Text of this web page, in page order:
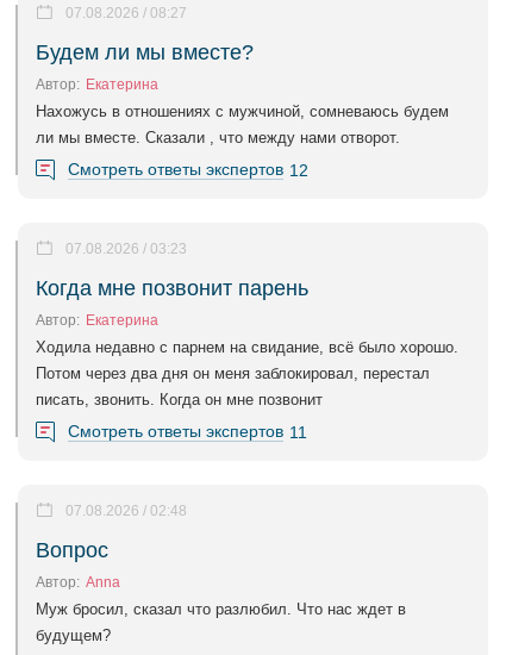
Будем ли мы вместе?
07.08.2026 / 08:27
Автор: Екатерина
Нахожусь в отношениях с мужчиной, сомневаюсь будем
ли мы вместе. Сказали , что между нами отворот.
Смотреть ответы экспертов 12
Когда мне позвонит парень
07.08.2026 / 03:23
Автор: Екатерина
Ходила недавно с парнем на свидание, всё было хорошо.
Потом через два дня он меня заблокировал, перестал
писать, звонить. Когда он мне позвонит
Смотреть ответы экспертов 11
Вопрос
07.08.2026 / 02:48
Автор: Anna
Муж бросил, сказал что разлюбил. Что нас ждет в
будущем?